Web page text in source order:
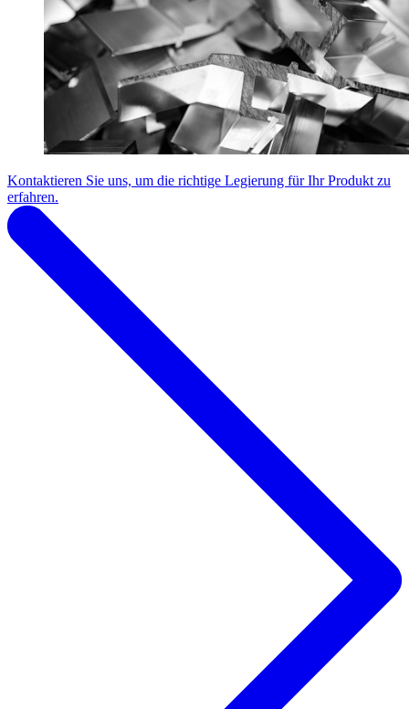
Kontaktieren Sie uns, um die richtige Legierung für Ihr Produkt zu
erfahren.